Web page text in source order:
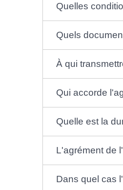
Quelles
Quels
À qui
Qui accorde
Quelle est la
L'agrément de
Dans quel cas